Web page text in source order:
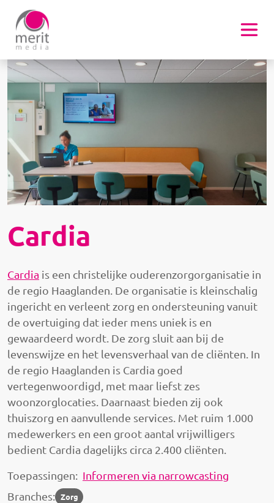
Overslaan en naar de inhoud gaan
Afbeelding
Cardia
Cardia is een christelijke ouderenzorgorganisatie in
de regio Haaglanden. De organisatie is kleinschalig
ingericht en verleent zorg en ondersteuning vanuit
de overtuiging dat ieder mens uniek is en
gewaardeerd wordt. De zorg sluit aan bij de
levenswijze en het levensverhaal van de cliënten. In
de regio Haaglanden is Cardia goed
vertegenwoordigd, met maar liefst zes
woonzorglocaties. Daarnaast bieden zij ook
thuiszorg en aanvullende services. Met ruim 1.000
medewerkers en een groot aantal vrijwilligers
bedient Cardia dagelijks circa 2.400 cliënten.
Toepassingen: Informeren via narrowcasting
Branches: Zorg